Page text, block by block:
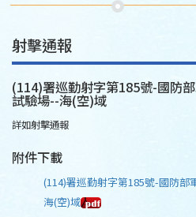
射擊通報
(114)署巡勤射字第185號-國防
試驗場--海(空)域
詳如射擊通報
附件下載
(114)署巡勤射字第185號-國防
海(空)域